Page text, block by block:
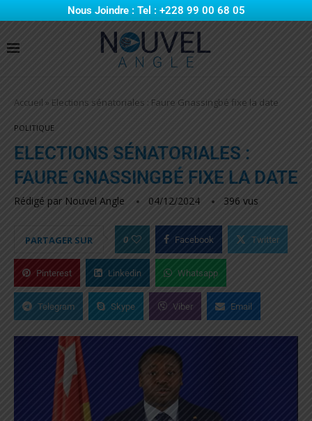
Nous Joindre : Tel : +228 99 00 68 05
Accueil » Elections sénatoriales : Faure Gnassingbé fixe la date
POLITIQUE
ELECTIONS SÉNATORIALES :
FAURE GNASSINGBÉ FIXE LA DATE
Rédigé par Nouvel Angle 04/12/2024 396 vus
PARTAGER SUR 0 Facebook Twitter
Pinterest Linkedin Whatsapp
Telegram Skype Viber Email